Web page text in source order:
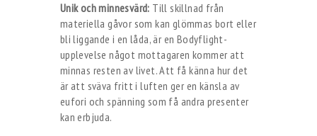
Unik och minnesvärd: Till skillnad från
materiella gåvor som kan glömmas bort eller
bli liggande i en låda, är en Bodyflight-
upplevelse något mottagaren kommer att
minnas resten av livet. Att få känna hur det
är att sväva fritt i luften ger en känsla av
eufori och spänning som få andra presenter
kan erbjuda.